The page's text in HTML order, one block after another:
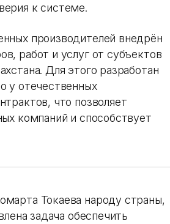
к системе.
производителей внедрён
работ и услуг от субъектов
Для этого разработан
у отечественных
что позволяет
компаний и способствует
Токаева народу страны,
задача обеспечить